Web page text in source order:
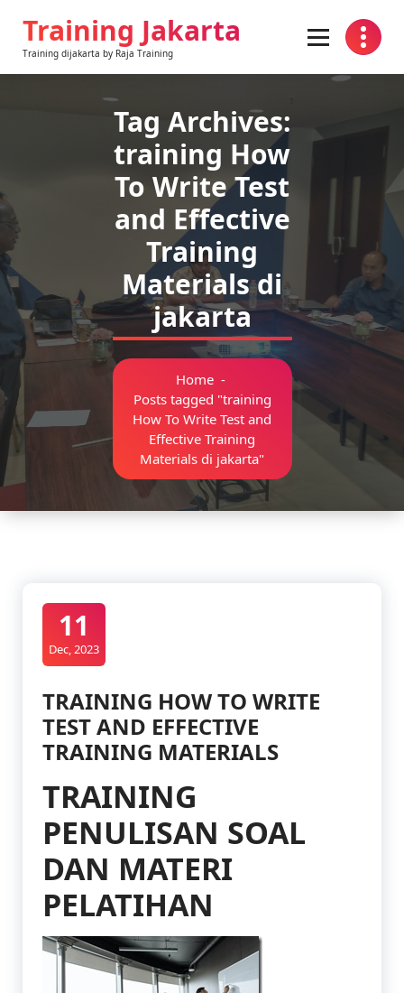
contentTraining Jakarta
Training dijakarta by Raja Training
Tag Archives:
training How
To Write Test
and Effective
Training
Materials di
jakarta
Home-
Posts tagged "training
How To Write Test and
Effective Training
Materials di jakarta"
11
Dec, 2023
TRAINING HOW TO WRITE
TEST AND EFFECTIVE
TRAINING MATERIALS
TRAINING
PENULISAN SOAL
DAN MATERI
PELATIHAN